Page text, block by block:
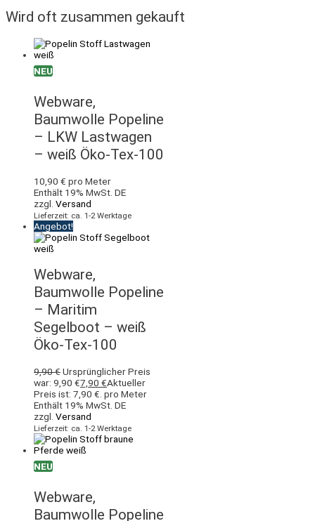
Wird oft zusammen gekauft
NEU
Webware,
Baumwolle Popeline
– LKW Lastwagen
– weiß Öko-Tex-100
10,90 € pro Meter
Enthält 19% MwSt. DE
zzgl. Versand
Lieferzeit: ca. 1-2 Werktage
Angebot!
Webware,
Baumwolle Popeline
– Maritim
Segelboot – weiß
Öko-Tex-100
9,90€Ursprünglicher Preis
war: 9,90 €7,90 €Aktueller
Preis ist: 7,90 €. pro Meter
Enthält 19% MwSt. DE
zzgl. Versand
Lieferzeit: ca. 1-2 Werktage
NEU
Webware,
Baumwolle Popeline